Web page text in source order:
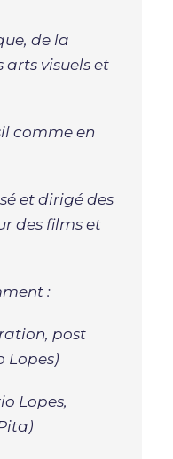
de la
arts visuels et
comme en
et dirigé des
des films et
:
post
Lopes)
Lopes,